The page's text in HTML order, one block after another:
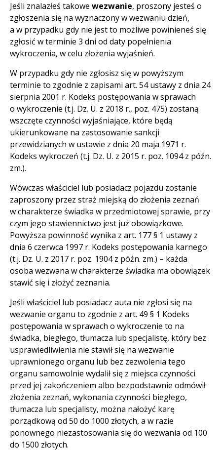
Jeśli znalazłeś takowe wezwanie, proszony jesteś o
zgłoszenia się na wyznaczony w wezwaniu dzień,
a w przypadku gdy nie jest to możliwe powinieneś się
zgłosić w terminie 3 dni od daty popełnienia
wykroczenia, w celu złożenia wyjaśnień.
W przypadku gdy nie zgłosisz się w powyższym
terminie to zgodnie z zapisami art. 54 ustawy z dnia 24
sierpnia 2001 r. Kodeks postępowania w sprawach
o wykroczenie (t.j. Dz. U. z 2018 r., poz. 475) zostaną
wszczęte czynności wyjaśniające, które będą
ukierunkowane na zastosowanie sankcji
przewidzianych w ustawie z dnia 20 maja 1971 r.
Kodeks wykroczeń (t.j. Dz. U. z 2015 r. poz. 1094 z późn.
zm.).
Wówczas właściciel lub posiadacz pojazdu zostanie
zaproszony przez straż miejską do złożenia zeznań
w charakterze świadka w przedmiotowej sprawie, przy
czym jego stawiennictwo jest już obowiązkowe.
Powyższa powinność wynika z art. 177 § 1 ustawy z
dnia 6 czerwca 1997 r. Kodeks postępowania karnego
(t.j. Dz. U. z 2017 r. poz. 1904 z późn. zm.) – każda
osoba wezwana w charakterze świadka ma obowiązek
stawić się i złożyć zeznania.
Jeśli właściciel lub posiadacz auta nie zgłosi się na
wezwanie organu to zgodnie z art. 49 § 1 Kodeks
postępowania w sprawach o wykroczenie to na
świadka, biegłego, tłumacza lub specjalistę, który bez
usprawiedliwienia nie stawił się na wezwanie
uprawnionego organu lub bez zezwolenia tego
organu samowolnie wydalił się z miejsca czynności
przed jej zakończeniem albo bezpodstawnie odmówił
złożenia zeznań, wykonania czynności biegłego,
tłumacza lub specjalisty, można nałożyć karę
porządkową od 50 do 1000 złotych, a w razie
ponownego niezastosowania się do wezwania od 100
do 1500 złotych.